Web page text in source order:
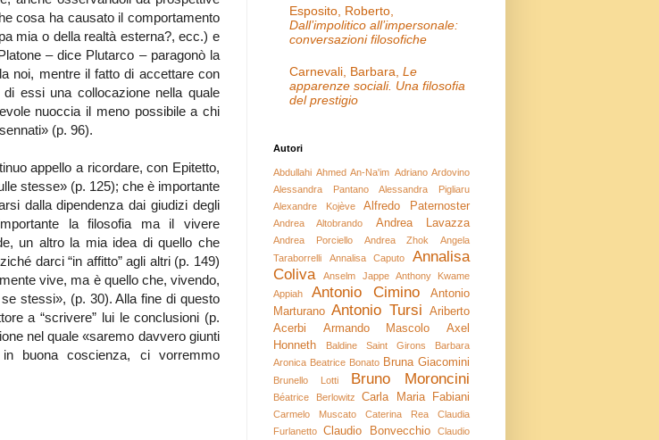
cosa ha causato il comportamento
mia o della realtà esterna?, ecc.) e
– dice Plutarco – paragonò la
noi, mentre il fatto di accettare con
essi una collocazione nella quale
nuoccia il meno possibile a chi
(p. 96).
appello a ricordare, con Epitetto,
stesse» (p. 125); che è importante
dalla dipendenza dai giudizi degli
la filosofia ma il vivere
un altro la mia idea di quello che
darci “in affitto” agli altri (p. 149)
vive, ma è quello che, vivendo,
stessi», (p. 30). Alla fine di questo
a “scrivere” lui le conclusioni (p.
nel quale «saremo davvero giunti
buona coscienza, ci vorremmo
Esposito, Roberto,
Dall’impolitico all’impersonale:
conversazioni filosofiche
Carnevali, Barbara, Le
apparenze sociali. Una filosofia
del prestigio
Autori
Abdullahi Ahmed An-Na'im Adriano Ardovino
Alessandra Pantano
Alessandra Pigliaru
Alexandre Kojève
Alfredo Paternoster
Andrea Altobrando Andrea Lavazza
Andrea Porciello Andrea Zhok
Angela
Taraborrelli
Annalisa Caputo
Annalisa
Coliva
Anselm Jappe
Anthony Kwame
Appiah
Antonio Cimino
Antonio
Marturano Antonio Tursi
Ariberto
Acerbi
Armando Mascolo
Axel
Honneth
Baldine Saint Girons
Barbara
Aronica Beatrice Bonato Bruna Giacomini
Brunello Lotti Bruno Moroncini
Béatrice Berlowitz Carla Maria Fabiani
Carmelo Muscato Caterina Rea
Claudia
Furlanetto
Claudio Bonvecchio
Claudio